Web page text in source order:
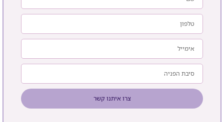
צרו איתנו קשר